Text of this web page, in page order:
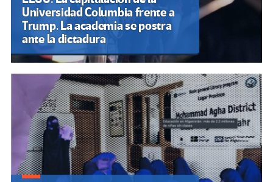
Universidad Columbia frente a
Trump. La academia se postra
ante la dictadura